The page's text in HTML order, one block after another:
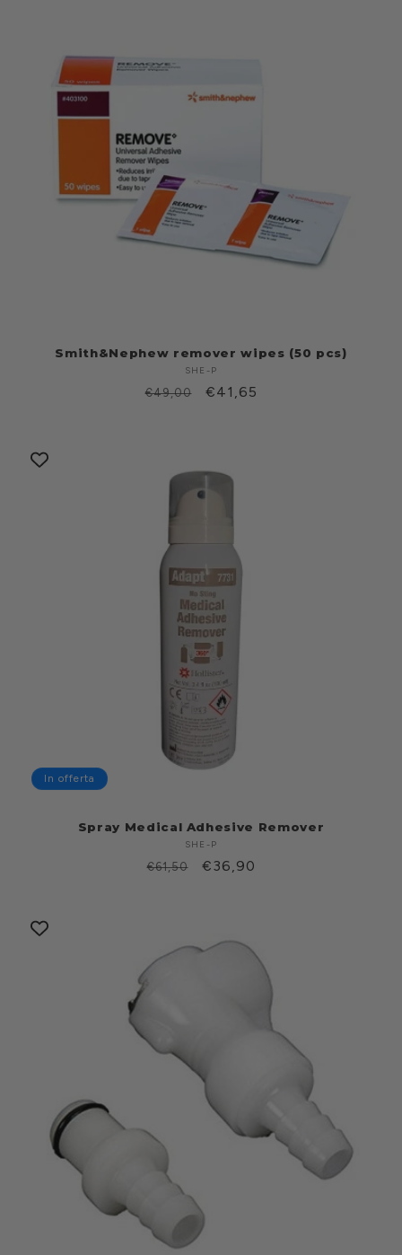
Smith&Nephew remover wipes (50 pcs)
Produttore:
SHE-P
Prezzo
€49,00
Prezzo
€41,65
In offerta
Spray Medical Adhesive Remover
Produttore:
SHE-P
Prezzo
€61,50
Prezzo
€36,90